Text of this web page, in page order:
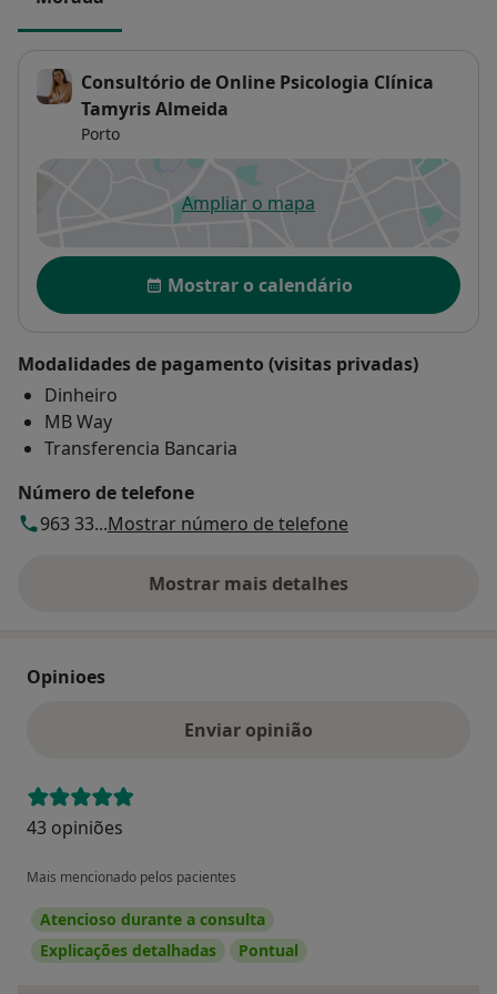
Consultório de Online Psicologia Clínica
Tamyris Almeida
Porto
Ampliar o mapaabre num novo separador
Disponibilidade
Mostrar o calendário
Modalidades de pagamento (visitas privadas)
Dinheiro
MB Way
Transferencia Bancaria
Número de telefone
963 33...Mostrar número de telefone
Mostrar mais detalhes
sobre o endereço
Opinioes
Enviar opinião
43 opiniões
Mais mencionado pelos pacientes
Atencioso durante a consulta
Explicações detalhadas
Pontual